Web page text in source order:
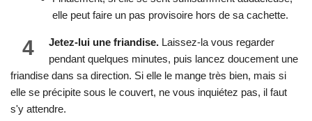
elle peut faire un pas provisoire hors de sa cachette.
4 Jetez-lui une friandise. Laissez-la vous regarder
pendant quelques minutes, puis lancez doucement une
friandise dans sa direction. Si elle le mange très bien, mais si
elle se précipite sous le couvert, ne vous inquiétez pas, il faut
s'y attendre.